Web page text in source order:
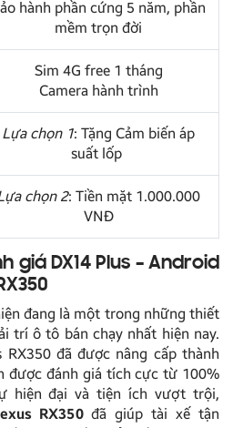
hành phần cứng 5 năm, phần
mềm trọn đời
Sim 4G free 1 tháng
Camera hành trình
Lựa chọn 1: Tặng Cảm biến áp
suất lốp
chọn 2: Tiền mặt 1.000.000
VNĐ
giá DX14 Plus – Android
đang là một trong những thiết
trí ô tô bán chạy nhất hiện nay.
RX350 đã được nâng cấp thành
được đánh giá tích cực từ 100%
hiện đại và tiện ích vượt trội,
RX350đã giúp tài xế tận